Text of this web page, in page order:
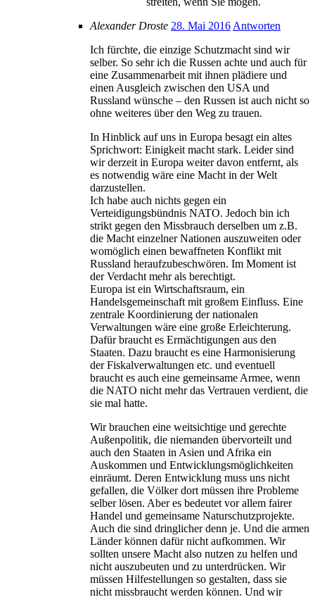
Alexander Droste 28. Mai 2016 Antworten
Ich fürchte, die einzige Schutzmacht sind wir
selber. So sehr ich die Russen achte und auch für
eine Zusammenarbeit mit ihnen plädiere und
einen Ausgleich zwischen den USA und
Russland wünsche – den Russen ist auch nicht so
ohne weiteres über den Weg zu trauen.
In Hinblick auf uns in Europa besagt ein altes
Sprichwort: Einigkeit macht stark. Leider sind
wir derzeit in Europa weiter davon entfernt, als
es notwendig wäre eine Macht in der Welt
darzustellen.
Ich habe auch nichts gegen ein
Verteidigungsbündnis NATO. Jedoch bin ich
strikt gegen den Missbrauch derselben um z.B.
die Macht einzelner Nationen auszuweiten oder
womöglich einen bewaffneten Konflikt mit
Russland heraufzubeschwören. Im Moment ist
der Verdacht mehr als berechtigt.
Europa ist ein Wirtschaftsraum, ein
Handelsgemeinschaft mit großem Einfluss. Eine
zentrale Koordinierung der nationalen
Verwaltungen wäre eine große Erleichterung.
Dafür braucht es Ermächtigungen aus den
Staaten. Dazu braucht es eine Harmonisierung
der Fiskalverwaltungen etc. und eventuell
braucht es auch eine gemeinsame Armee, wenn
die NATO nicht mehr das Vertrauen verdient, die
sie mal hatte.
Wir brauchen eine weitsichtige und gerechte
Außenpolitik, die niemanden übervorteilt und
auch den Staaten in Asien und Afrika ein
Auskommen und Entwicklungsmöglichkeiten
einräumt. Deren Entwicklung muss uns nicht
gefallen, die Völker dort müssen ihre Probleme
selber lösen. Aber es bedeutet vor allem fairer
Handel und gemeinsame Naturschutzprojekte.
Auch die sind dringlicher denn je. Und die armen
Länder können dafür nicht aufkommen. Wir
sollten unsere Macht also nutzen zu helfen und
nicht auszubeuten und zu unterdrücken. Wir
müssen Hilfestellungen so gestalten, dass sie
nicht missbraucht werden können. Und wir